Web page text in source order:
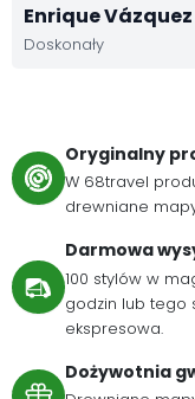
Enrique
Doskonały
Oryginalny
W 68travel
drewniane
Darmowa
100 stylów w
godzin lub tego
ekspresowa.
Dożywotnia